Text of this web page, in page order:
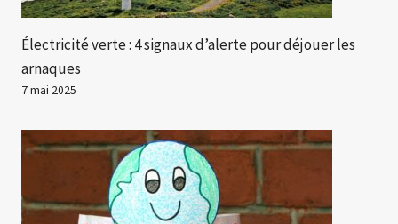
Électricité verte : 4 signaux d’alerte pour déjouer les
arnaques
7 mai 2025